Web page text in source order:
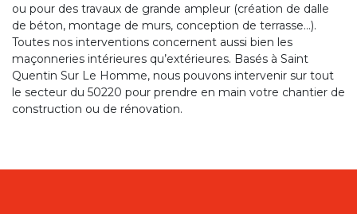
ou pour des travaux de grande ampleur (création de dalle
de béton, montage de murs, conception de terrasse…).
Toutes nos interventions concernent aussi bien les
maçonneries intérieures qu’extérieures. Basés à Saint
Quentin Sur Le Homme, nous pouvons intervenir sur tout
le secteur du 50220 pour prendre en main votre chantier de
construction ou de rénovation.